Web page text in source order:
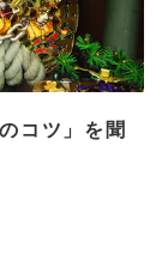
コツ」を聞